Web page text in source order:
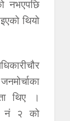
नभएपछि
थियो
थिए ।
नं २ को